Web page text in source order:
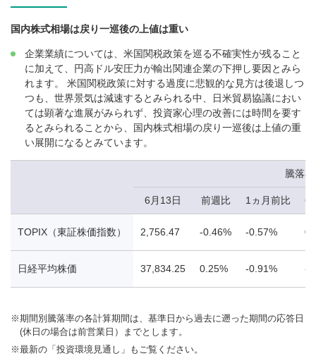
国内株式相場は戻り一巡後の上値は重い
企業業績については、米国関税政策を巡る不確実性が残ること
に加えて、円高ドル安圧力が輸出関連企業の下押し要因とみら
れます。 米国関税政策に対する過度に悲観的な見方は後退しつ
つも、世界景気は減速するとみられる中、日米貿易協議におい
ては顕著な進展がみられず、投資家心理の改善には時間を要す
るとみられることから、国内株式相場の戻り一巡後は上値の重
い展開になるとみています。
騰落率
6月13日 前週比 1ヵ月前比 6
TOPIX（東証株価指数） 2,756.47 -0.46% -0.57%
日経平均株価 37,834.25 0.25% -0.91% -
※期間別騰落率の各計算期間は、基準日から過去に遡った期間の応答日
(休日の場合は前営業日）までとします。
※最新の「投資環境見通し」もご覧ください。